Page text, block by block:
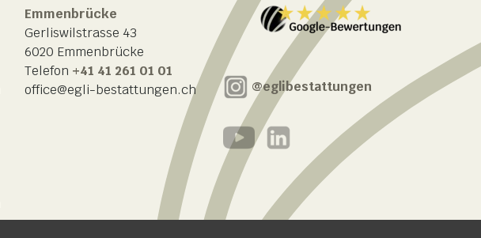
Emmenbrücke
Gerliswilstrasse 43
6020 Emmenbrücke
Telefon +41 41 261 01 01
office@egli-bestattungen.ch
@eglibestattungen